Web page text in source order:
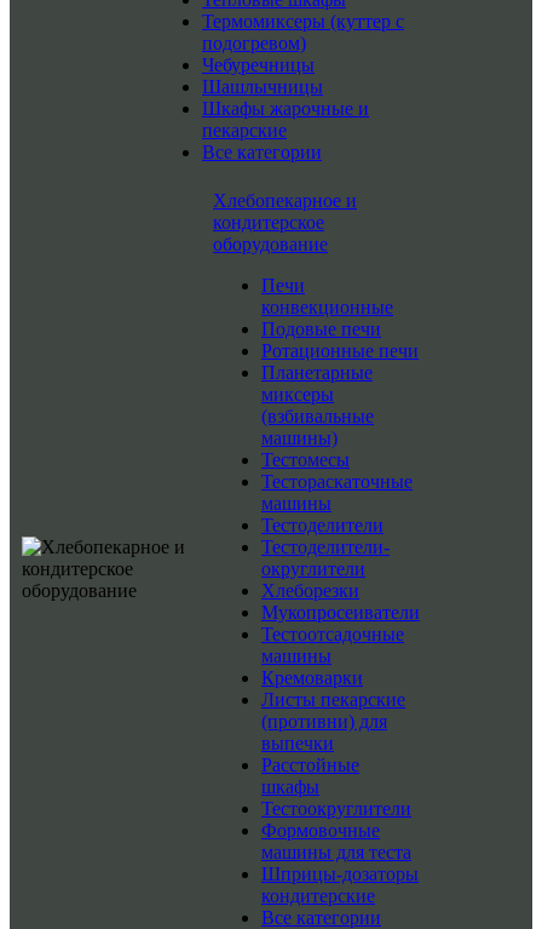
Термомиксеры (куттер с
подогревом)
Чебуречницы
Шашлычницы
Шкафы жарочные и
пекарские
Все категории
Хлебопекарное и
кондитерское
оборудование
Печи
конвекционные
Подовые печи
Ротационные печи
Планетарные
миксеры
(взбивальные
машины)
Тестомесы
Тестораскаточные
машины
Тестоделители
Тестоделители-
округлители
Хлеборезки
Мукопросеиватели
Тестоотсадочные
машины
Кремоварки
Листы пекарские
(противни) для
выпечки
Расстойные
шкафы
Тестоокруглители
Формовочные
машины для теста
Шприцы-дозаторы
кондитерские
Все категории